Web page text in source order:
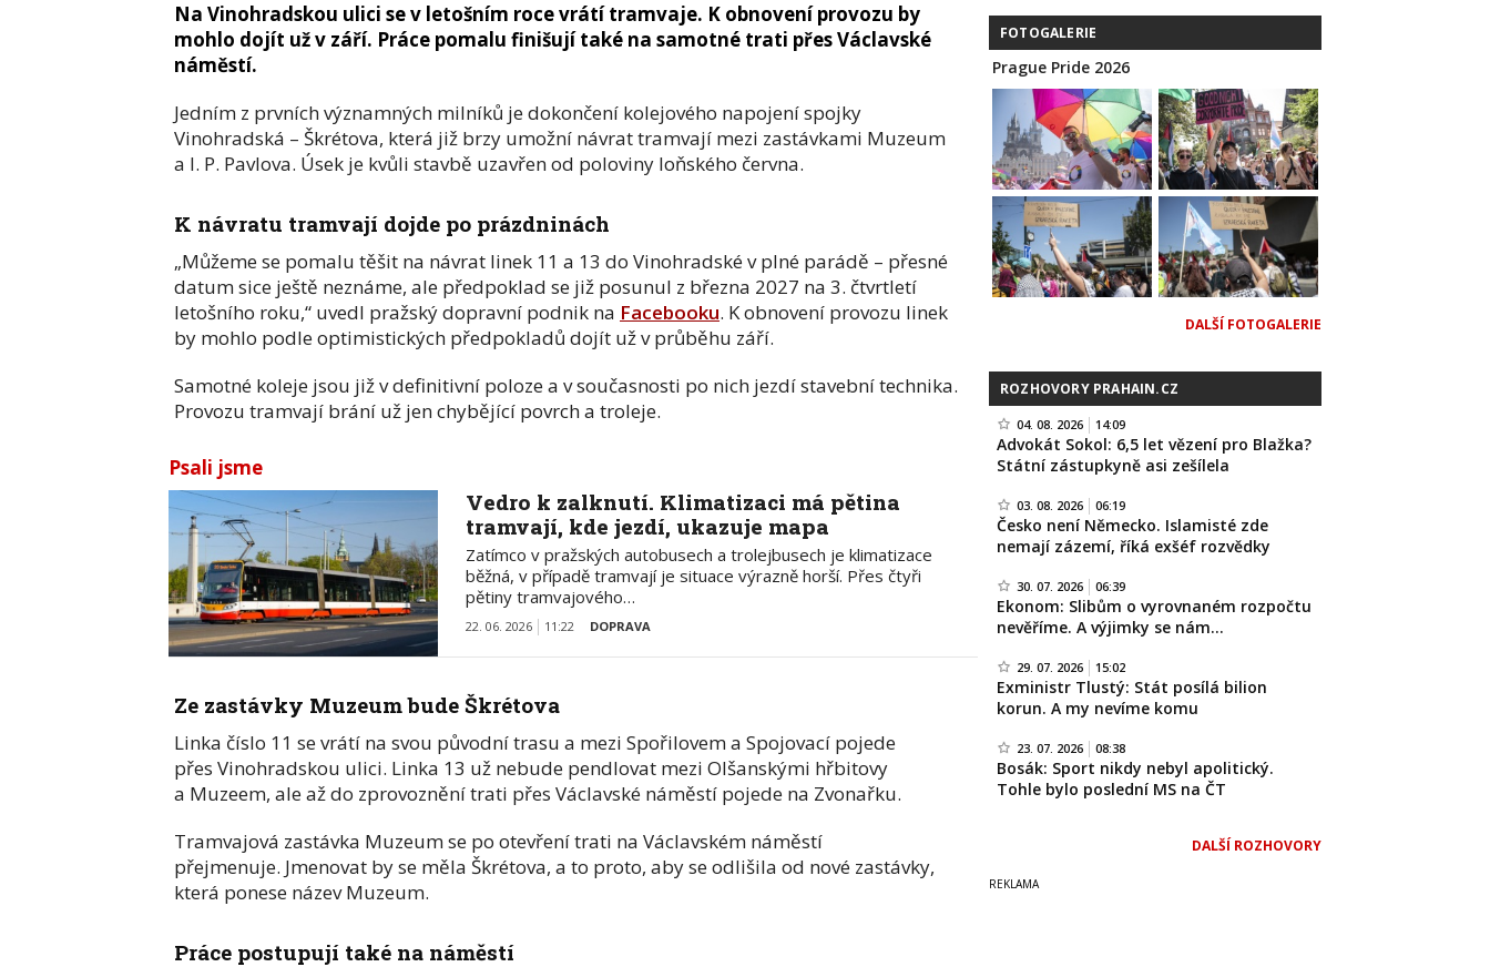
Na Vinohradskou ulici se v letošním roce vrátí tramvaje. K obnovení provozu by
mohlo dojít už v září. Práce pomalu finišují také na samotné trati přes Václavské
náměstí.
Jedním z prvních významných milníků je dokončení kolejového napojení spojky
Vinohradská – Škrétova, která již brzy umožní návrat tramvají mezi zastávkami Muzeum
a I. P. Pavlova. Úsek je kvůli stavbě uzavřen od poloviny loňského června.
K návratu tramvají dojde po prázdninách
„Můžeme se pomalu těšit na návrat linek 11 a 13 do Vinohradské v plné parádě – přesné
datum sice ještě neznáme, ale předpoklad se již posunul z března 2027 na 3. čtvrtletí
letošního roku,“ uvedl pražský dopravní podnik na Facebooku. K obnovení provozu linek
by mohlo podle optimistických předpokladů dojít už v průběhu září.
Samotné koleje jsou již v definitivní poloze a v současnosti po nich jezdí stavební technika.
Provozu tramvají brání už jen chybějící povrch a troleje.
Psali jsme
Vedro k zalknutí. Klimatizaci má pětina
tramvají, kde jezdí, ukazuje mapa
Zatímco v pražských autobusech a trolejbusech je klimatizace
běžná, v případě tramvají je situace výrazně horší. Přes čtyři
pětiny tramvajového…
22. 06. 2026 11:22 DOPRAVA
Ze zastávky Muzeum bude Škrétova
Linka číslo 11 se vrátí na svou původní trasu a mezi Spořilovem a Spojovací pojede
přes Vinohradskou ulici. Linka 13 už nebude pendlovat mezi Olšanskými hřbitovy
a Muzeem, ale až do zprovoznění trati přes Václavské náměstí pojede na Zvonařku.
Tramvajová zastávka Muzeum se po otevření trati na Václavském náměstí
přejmenuje. Jmenovat by se měla Škrétova, a to proto, aby se odlišila od nové zastávky,
která ponese název Muzeum.
Práce postupují také na náměstí
FOTOGALERIE
Prague Pride 2026
DALŠÍ FOTOGALERIE
ROZHOVORY PRAHAIN.CZ
04. 08. 2026 14:09
Advokát Sokol: 6,5 let vězení pro Blažka?
Státní zástupkyně asi zešílela
03. 08. 2026 06:19
Česko není Německo. Islamisté zde
nemají zázemí, říká exšéf rozvědky
30. 07. 2026 06:39
Ekonom: Slibům o vyrovnaném rozpočtu
nevěříme. A výjimky se nám…
29. 07. 2026 15:02
Exministr Tlustý: Stát posílá bilion
korun. A my nevíme komu
23. 07. 2026 08:38
Bosák: Sport nikdy nebyl apolitický.
Tohle bylo poslední MS na ČT
DALŠÍ ROZHOVORY